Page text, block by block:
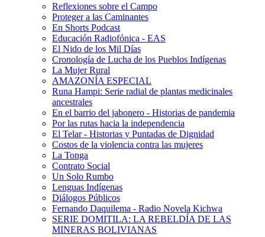
Reflexiones sobre el Campo
Proteger a las Caminantes
En Shorts Podcast
Educación Radiofónica - EAS
El Nido de los Mil Días
Cronología de Lucha de los Pueblos Indígenas
La Mujer Rural
AMAZONÍA ESPECIAL
Runa Hampi: Serie radial de plantas medicinales
ancestrales
En el barrio del jabonero - Historias de pandemia
Por las rutas hacia la independencia
El Telar - Historias y Puntadas de Dignidad
Costos de la violencia contra las mujeres
La Tonga
Contrato Social
Un Solo Rumbo
Lenguas Indígenas
Diálogos Públicos
Fernando Daquilema - Radio Novela Kichwa
SERIE DOMITILA: LA REBELDÍA DE LAS
MINERAS BOLIVIANAS